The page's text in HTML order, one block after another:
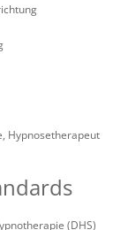
Hypnosetherapeut
(DHS)